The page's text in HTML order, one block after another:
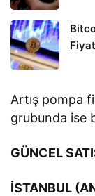
Artış pompa
grubunda ise
GÜNCEL
İSTANBUL